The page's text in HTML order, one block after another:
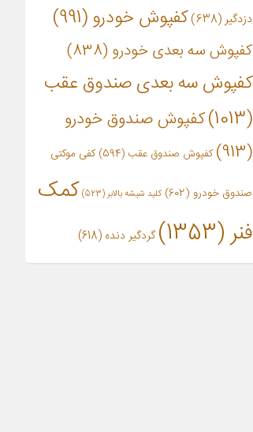
دزدگیر(638) کفپوش خودرو(991)
کفپوش سه بعدی خودرو (838)
کفپوش سه بعدی صندوق عقب
(1013)
کفپوش صندوق خودرو
(913)
کفپوش صندوق عقب (594) کفی موکتی
صندوق خودرو (602) کلید شیشه بالابر(523)
کمک
فنر(1353) گردگیر دنده (618)